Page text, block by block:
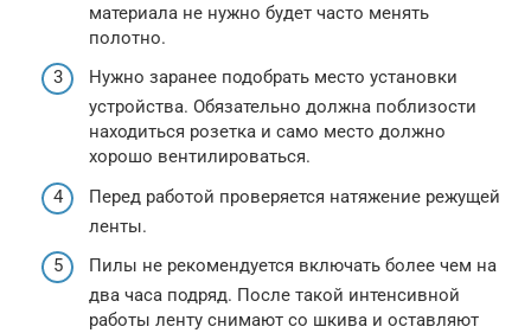
материала не нужно будет часто менять
полотно.
Нужно заранее подобрать место установки
устройства. Обязательно должна поблизости
находиться розетка и само место должно
хорошо вентилироваться.
Перед работой проверяется натяжение режущей
ленты.
Пилы не рекомендуется включать более чем на
два часа подряд. После такой интенсивной
работы ленту снимают со шкива и оставляют